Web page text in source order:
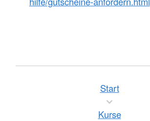
Start
Kurse